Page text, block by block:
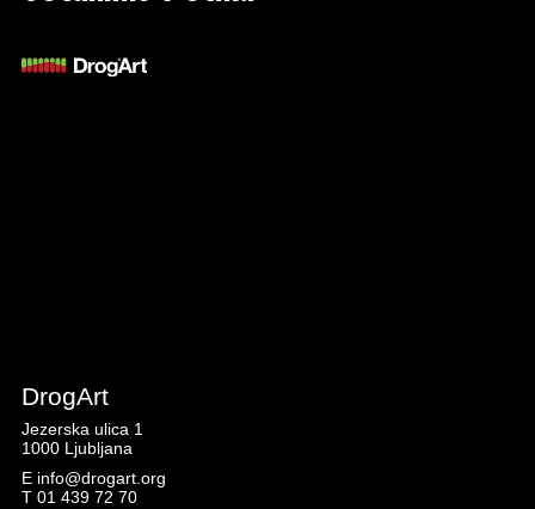
DrogArt
Jezerska ulica 1
1000 Ljubljana
E info@drogart.org
T 01 439 72 70